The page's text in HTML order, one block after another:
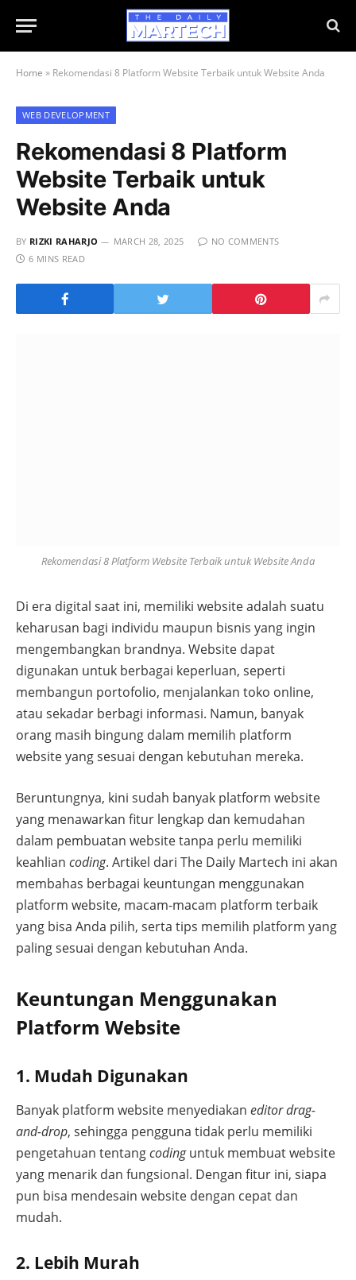
Home » Rekomendasi 8 Platform Website Terbaik untuk Website Anda
WEB DEVELOPMENT
Rekomendasi 8 Platform
Website Terbaik untuk
Website Anda
BY RIZKI RAHARJO MARCH 28, 2025
NO COMMENTS
6 MINS READ
Rekomendasi 8 Platform Website Terbaik untuk Website Anda
Di era digital saat ini, memiliki website adalah suatu
keharusan bagi individu maupun bisnis yang ingin
mengembangkan brandnya. Website dapat
digunakan untuk berbagai keperluan, seperti
membangun portofolio, menjalankan toko online,
atau sekadar berbagi informasi. Namun, banyak
orang masih bingung dalam memilih platform
website yang sesuai dengan kebutuhan mereka.
Beruntungnya, kini sudah banyak platform website
yang menawarkan fitur lengkap dan kemudahan
dalam pembuatan website tanpa perlu memiliki
keahlian coding. Artikel dari The Daily Martech ini akan
membahas berbagai keuntungan menggunakan
platform website, macam-macam platform terbaik
yang bisa Anda pilih, serta tips memilih platform yang
paling sesuai dengan kebutuhan Anda.
Keuntungan Menggunakan
Platform Website
1. Mudah Digunakan
Banyak platform website menyediakan editor drag-
and-drop, sehingga pengguna tidak perlu memiliki
pengetahuan tentangcodinguntuk membuat website
yang menarik dan fungsional. Dengan fitur ini, siapa
pun bisa mendesain website dengan cepat dan
mudah.
2. Lebih Murah